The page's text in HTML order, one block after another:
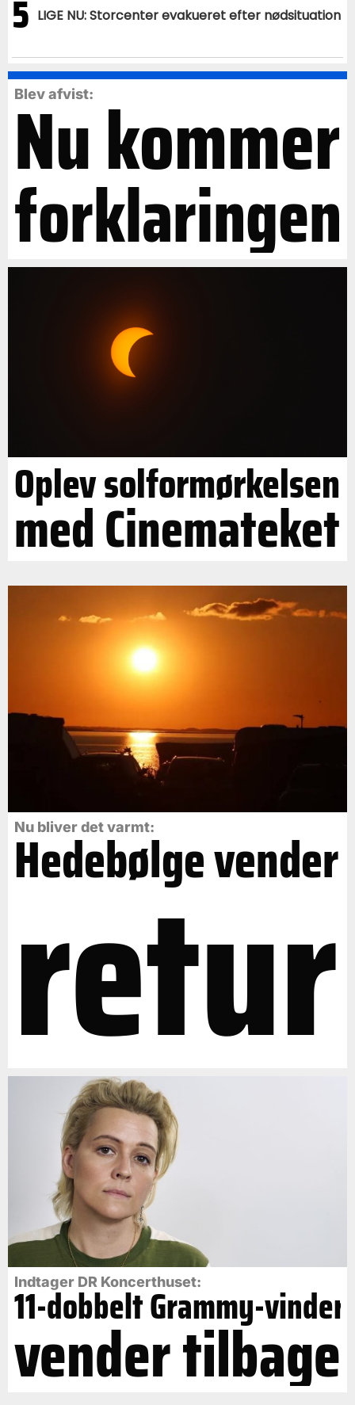
5 LIGE NU: Storcenter evakueret efter nødsituation
Blev afvist:
Nu kommer
forklaringen
Oplev solformørkelsen
med Cinemateket
Nu bliver det varmt:
Hedebølge vender
retur
Indtager DR Koncerthuset:
11-dobbelt Grammy-vinder
vender tilbage